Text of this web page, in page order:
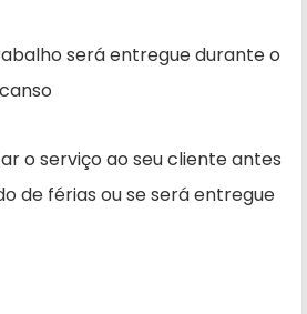
será entregue durante o
o serviço ao seu cliente antes
de férias ou se será entregue